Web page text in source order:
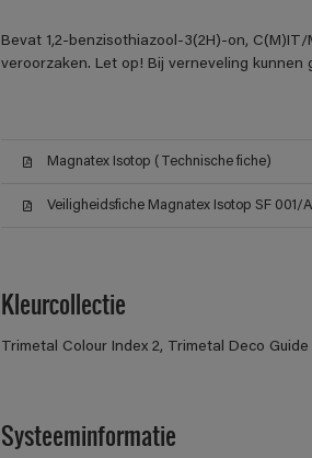
Bevat 1,2-benzisothiazool-3(2H)-on,
veroorzaken. Let op! Bij verneveling
Magnatex Isotop (Technische fiche)
Veiligheidsfiche Magnatex Isotop SF 001/
Kleurcollectie
Trimetal Colour Index 2, Trimetal Deco
Systeeminformatie